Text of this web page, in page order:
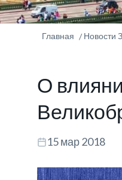
Главная Новости
О
15 мар 2018